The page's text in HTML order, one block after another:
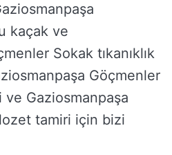
kaçak ve
Sokak tıkanıklık
Göçmenler
Gaziosmanpaşa
tamiri için bizi